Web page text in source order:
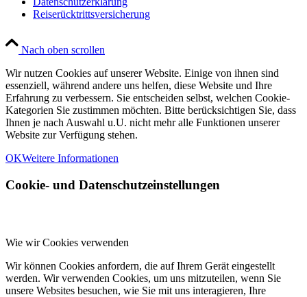
Reiserücktrittsversicherung
Nach oben scrollen
Wir nutzen Cookies auf unserer Website. Einige von ihnen sind
essenziell, während andere uns helfen, diese Website und Ihre
Erfahrung zu verbessern. Sie entscheiden selbst, welchen Cookie-
Kategorien Sie zustimmen möchten. Bitte berücksichtigen Sie, dass
Ihnen je nach Auswahl u.U. nicht mehr alle Funktionen unserer
Website zur Verfügung stehen.
OKWeitere Informationen
Cookie- und Datenschutzeinstellungen
Wie wir Cookies verwenden
Wir können Cookies anfordern, die auf Ihrem Gerät eingestellt
werden. Wir verwenden Cookies, um uns mitzuteilen, wenn Sie
unsere Websites besuchen, wie Sie mit uns interagieren, Ihre